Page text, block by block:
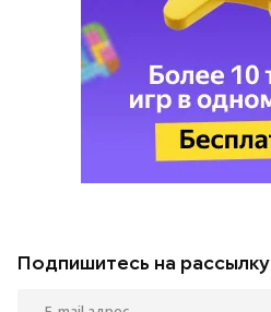
Подпишитесь на рассылку